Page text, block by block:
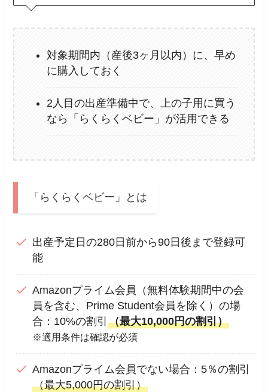
対象期間内（産後3ヶ月以内）に、早め
に購入しておく
2人目の出産準備中で、上の子用に買う
なら「らくらくベビー」が活用できる
「らくらくベビー」とは
出産予定日の280日前から90日後まで登録可
能
Amazonプライム会員（無料体験期間中の会
員を含む、Prime Student会員を除く）の場
合：10%の割引 （最大10,000円の割引）
※適用条件は確認が必須
Amazonプライム会員でない場合：5％の割引
（最大5,000円の割引）